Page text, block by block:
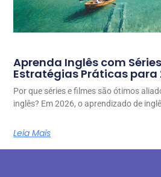
Aprenda Inglês com
Estratégias Práticas para
Por que séries e filmes são ótimos
inglês? Em 2026, o aprendizado de
Leia Mais